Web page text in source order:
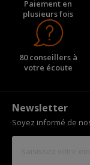
Paiement en
plusieurs fois
80 conseillers à
votre écoute
Newsletter
Soyez informé de